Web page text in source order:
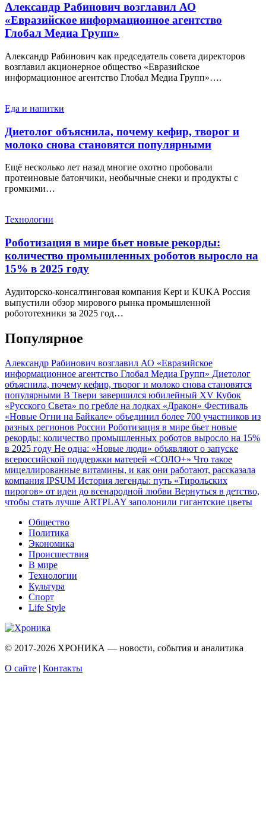
Александр Рабинович возглавил АО
«Евразийское информационное агентство
Глобал Медиа Групп»
Александр Рабинович как председатель совета директоров
возглавил акционерное общество «Евразийское
информационное агентство Глобал Медиа Групп»….
Еда и напитки
Диетолог объяснила, почему кефир, творог и
молоко снова становятся популярными
Ещё несколько лет назад многие охотно пробовали
протеиновые батончики, необычные снеки и продукты с
громкими…
Технологии
Роботизация в мире бьет новые рекорды:
количество промышленных роботов выросло на
15% в 2025 году
Аудиторско-консалтинговая компания Kept и KUKA Россия
выпустили обзор мирового рынка промышленной
робототехники за 2025 год…
Популярное
Александр Рабинович возглавил АО «Евразийское
информационное агентство Глобал Медиа Групп» Диетолог
объяснила, почему кефир, творог и молоко снова становятся
популярными В Твери завершился юбилейный XV Кубок
«Русского Света» по гребле на лодках «Дракон» Фестиваль
«Новые Огни на Байкале» объединил более 700 участников из
разных регионов России Роботизация в мире бьет новые
рекорды: количество промышленных роботов выросло на 15%
в 2025 году Не одна: «Новые люди» объявляют о запуске
всероссийской поддержки матерей «СОЛО+» Что такое
мицеллированные витамины, и как они работают, рассказала
компания IPSUM История легенды: путь «Тирольских
пирогов» от идеи до всенародной любви Вернуться в детство,
чтобы стать лучше ARTPLAY заполонили гигантские цветы
Общество
Политика
Экономика
Происшествия
В мире
Технологии
Культура
Спорт
Life Style
© 2017-2026 ХРОНИКА — новости, события и аналитика
О сайте
Контакты